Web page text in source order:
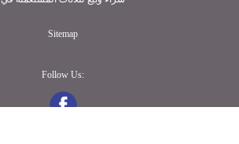
Sitemap
Follow Us: